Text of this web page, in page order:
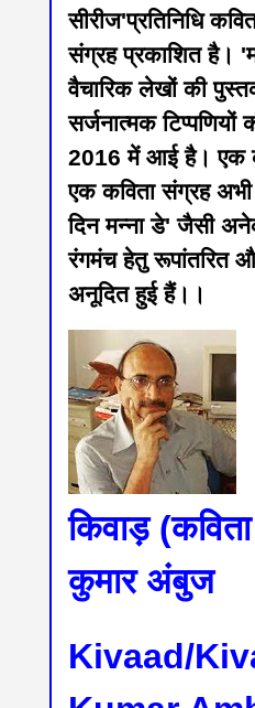
सीरीज'प्रतिनिधि
संग्रह प्रकाशित है।
वैचारिक लेखों की
सर्जनात्मक
2016 में आई है। एक
एक कविता संग्रह
दिन मन्‍ना डे' जैसी
रंगमंच हेतु रूपांतरित
अनूदित हुई हैं।।
किवाड़
कुमार अंबुज
Kivaad/